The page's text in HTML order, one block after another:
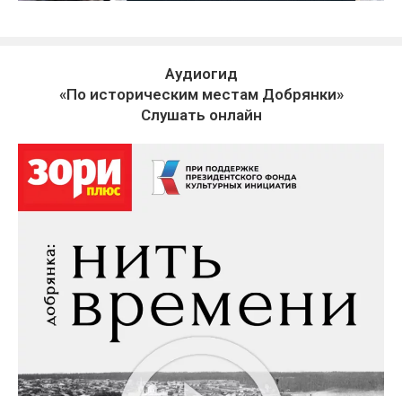
Аудиогид
«По историческим местам Добрянки»
Слушать онлайн